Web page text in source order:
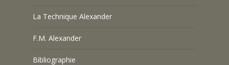
La Technique Alexander
F.M. Alexander
Bibliographie